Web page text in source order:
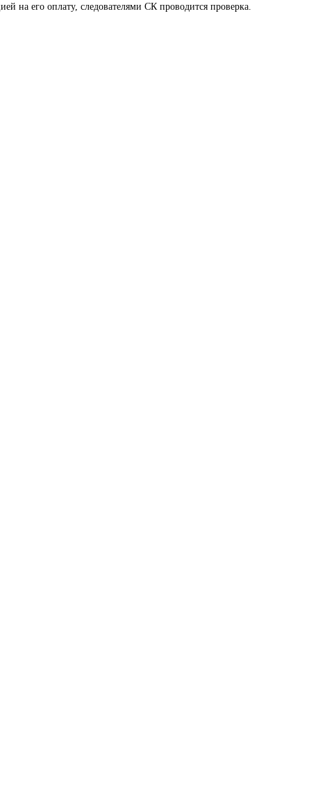
на его оплату, следователями СК проводится проверка.